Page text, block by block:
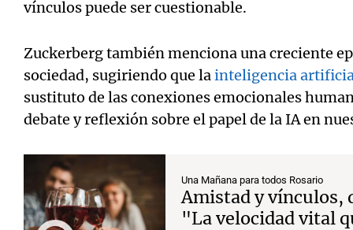
vínculos puede ser cuestionable.
Zuckerberg también menciona una creciente
sociedad, sugiriendo que lainteligencia
sustituto de las conexiones emocionales
debate y reflexión sobre el papel de la IA en
Una Mañana para todos Rosario
Amistad y vínculos,
"La velocidad vital